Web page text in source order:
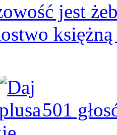
jest
501